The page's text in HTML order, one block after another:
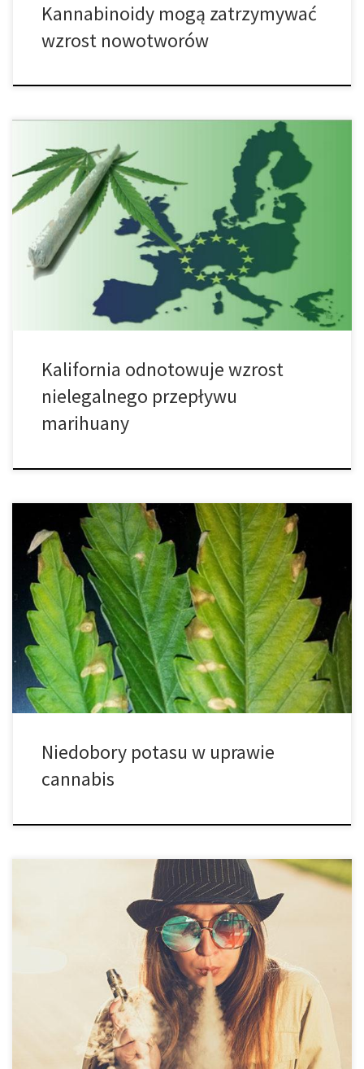
Kannabinoidy mogą zatrzymywać
wzrost nowotworów
Lotnisko w Kalifornii odnotowuje wzrost nielegalnego przepływu
legalnej marihuany. Przez dziesięciolecia, Golden State było
ośrodkiem dobrej jakości marihuany uprawianej w dużych
ilościach. Niestety, na Zachodnim Wybrzeżu uprawia się tak wiele
cannabis, że jej mieszkańcy nie są w stanie konsumować tego
nadmiaru. Badanie przeprowadzone przez University of California
Agricultural Issues Center […]
Kalifornia odnotowuje wzrost
nielegalnego przepływu
marihuany
Niedobory potasu w uprawie cannabis mogą powodować wiele
niepożądanych objawów, ponieważ potas pomaga roślinom w
transporcie wody, oddychaniu oraz przeprowadzaniu procesu
fotosyntezy. Chociaż objawy często mylone są z innymi
problemami, takimi jak na przykład oparzenia słoneczne, dzisiaj
przychodzimy do was z artykułem, w którym postaramy się
dokładnie opisać niedobory potasu […]
Niedobory potasu w uprawie
cannabis
Jak złagodzić ból gardła po paleniu marihuany? Więc… jesteś
gotowy na sesję palenia. Rolujesz świetnego blanta, odpalasz go i
okazuje się, że twoje gardło boli tak bardzo, że nie jesteś w
stanie kontynuować palenia. Odłóż blanta na bok i przeczytaj nasz
artykuł, aby dowiedzieć się jak szybko pozbyć się tego […]